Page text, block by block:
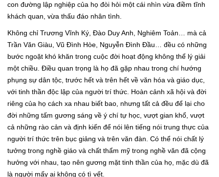
con đường lập nghiệp của họ đòi hỏi một cái nhìn vừa điềm tĩnh
khách quan, vừa thấu đáo nhân tình.
Không chỉ Trương Vĩnh Ký, Đào Duy Anh, Nghiêm Toản… mà cả
Trần Văn Giàu, Vũ Đình Hòe, Nguyễn Đình Đầu… đều có những
bước ngoặt khó khăn trong cuộc đời hoạt động không thể lý giải
một chiều. Điều quan trọng là họ đã gặp nhau trong chí hướng
phụng sự dân tộc, trước hết và trên hết về văn hóa và giáo dục,
với tinh thần độc lập của người trí thức. Hoàn cảnh xã hội và đời
riêng của họ cách xa nhau biết bao, nhưng tất cả đều để lại cho
đời những tấm gương sáng về ý chí tự học, vượt gian khổ, vượt
cả những rào cản và định kiến để nói lên tiếng nói trung thực của
người trí thức trên bục giảng và trên văn đàn. Có thể nói chất lý
tưởng trong nghề giáo và chất thẩm mỹ trong nghề văn đã cộng
hưởng với nhau, tạo nên gương mặt tinh thần của họ, mặc dù đã
là người mấy ai không có tì vết.